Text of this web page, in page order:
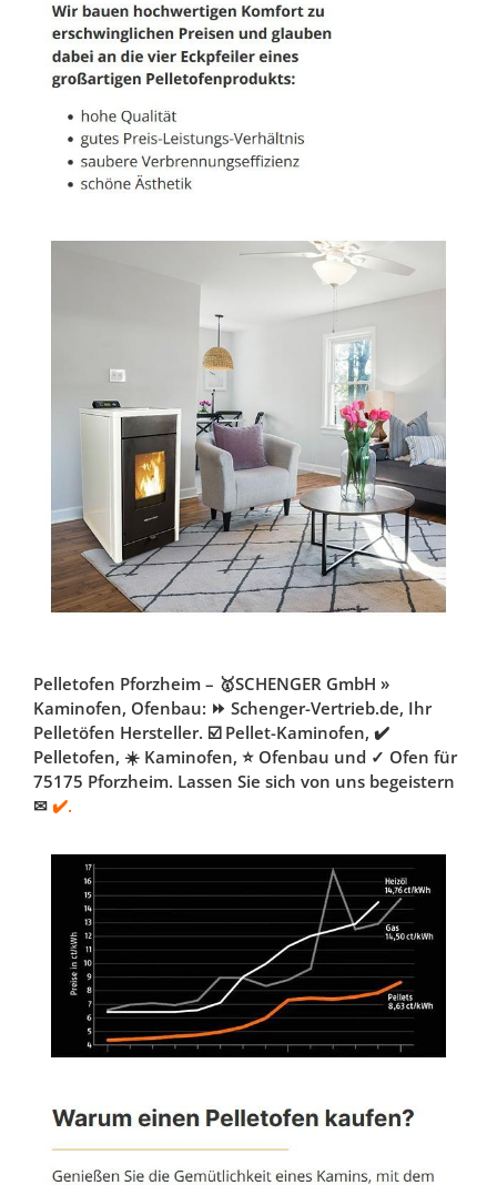
Pelletofen Pforzheim – 🥇SCHENGER GmbH »
Kaminofen, Ofenbau: ⏩ Schenger-Vertrieb.de, Ihr
Pelletöfen Hersteller. ☑️ Pellet-Kaminofen, ✔️
Pelletofen, ☀️ Kaminofen, ⭐ Ofenbau und ✓ Ofen für
75175 Pforzheim. Lassen Sie sich von uns begeistern
✉ ✔️.